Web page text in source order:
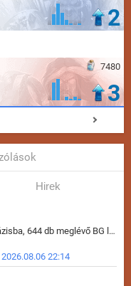
2
7480
3
Hirek
149 új BG lap került be az adatbázisba, 644 db meglévő BG lap módosult, bekerültek az új képek a megváltozott lapokhoz is.
22:14